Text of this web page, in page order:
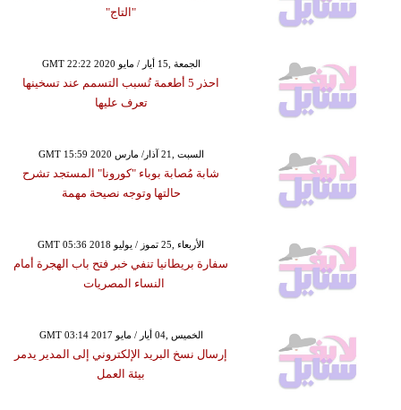
"التاج"
GMT 22:22 2020 الجمعة ,15 أيار / مايو
احذر 5 أطعمة تُسبب التسمم عند تسخينها
تعرف عليها
GMT 15:59 2020 السبت ,21 آذار/ مارس
شابة مُصابة بوباء "كورونا" المستجد تشرح
حالتها وتوجه نصيحة مهمة
GMT 05:36 2018 الأربعاء ,25 تموز / يوليو
سفارة بريطانيا تنفي خبر فتح باب الهجرة أمام
النساء المصريات
GMT 03:14 2017 الخميس ,04 أيار / مايو
إرسال نسخ البريد الإلكتروني إلى المدير يدمر
بيئة العمل